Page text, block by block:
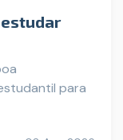
para